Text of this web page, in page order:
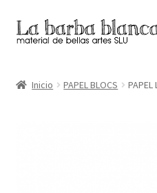
Ir
a
navegación
Ir
al
Inicio PAPEL BLOCS PAPEL